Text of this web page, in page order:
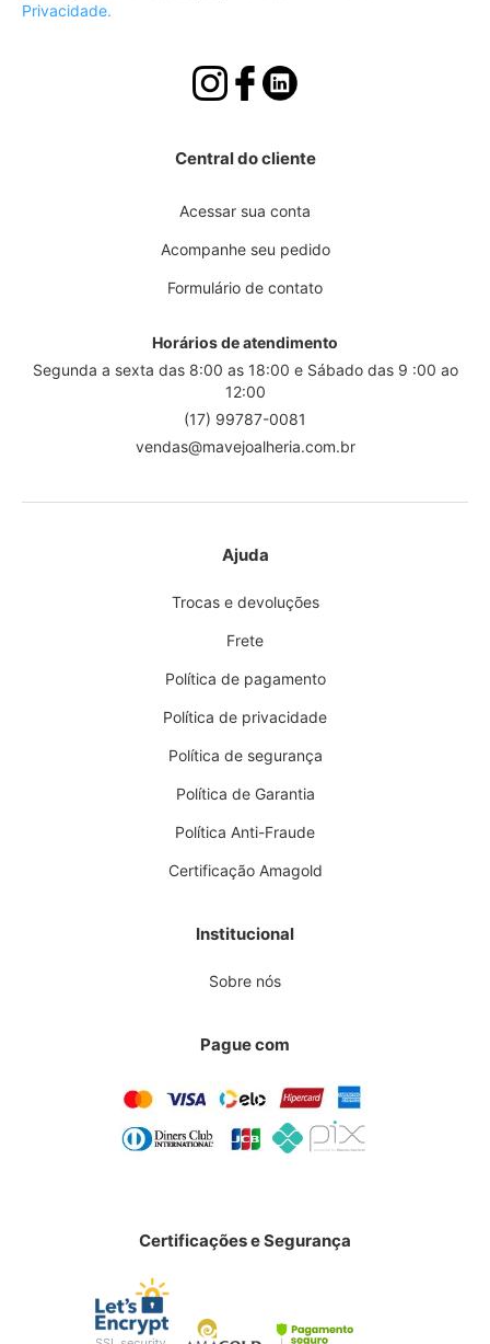
Privacidade.
Central do cliente
Acessar sua conta
Acompanhe seu pedido
Formulário de contato
Horários de atendimento
Segunda a sexta das 8:00 as 18:00 e Sábado das 9 :00 ao
12:00
(17) 99787-0081
vendas@mavejoalheria.com.br
Ajuda
Trocas e devoluções
Frete
Política de pagamento
Política de privacidade
Política de segurança
Política de Garantia
Política Anti-Fraude
Certificação Amagold
Institucional
Sobre nós
Pague com
Certificações e Segurança